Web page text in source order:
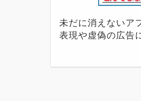
未だに消えないア
表現や虚偽の広告